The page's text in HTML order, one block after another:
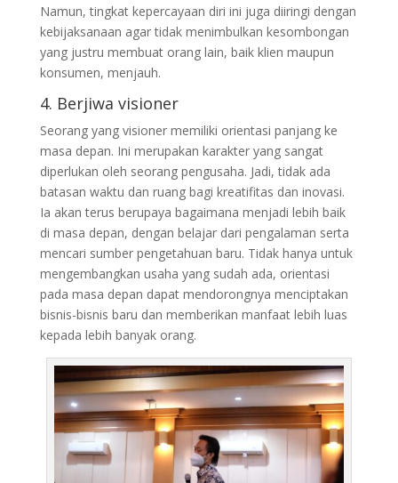
Namun, tingkat kepercayaan diri ini juga diiringi dengan
kebijaksanaan agar tidak menimbulkan kesombongan
yang justru membuat orang lain, baik klien maupun
konsumen, menjauh.
4. Berjiwa visioner
Seorang yang visioner memiliki orientasi panjang ke
masa depan. Ini merupakan karakter yang sangat
diperlukan oleh seorang pengusaha. Jadi, tidak ada
batasan waktu dan ruang bagi kreatifitas dan inovasi.
Ia akan terus berupaya bagaimana menjadi lebih baik
di masa depan, dengan belajar dari pengalaman serta
mencari sumber pengetahuan baru. Tidak hanya untuk
mengembangkan usaha yang sudah ada, orientasi
pada masa depan dapat mendorongnya menciptakan
bisnis-bisnis baru dan memberikan manfaat lebih luas
kepada lebih banyak orang.